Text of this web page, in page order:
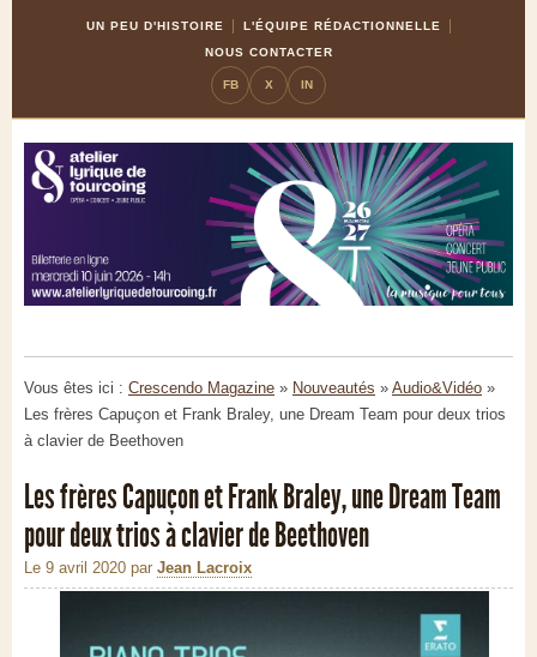
UN PEU D'HISTOIRE
L'ÉQUIPE RÉDACTIONNELLE
NOUS CONTACTER
FB X IN
Vous êtes ici : Crescendo Magazine » Nouveautés » Audio&Vidéo »
Les frères Capuçon et Frank Braley, une Dream Team pour deux trios
à clavier de Beethoven
Les frères Capuçon et Frank Braley, une Dream Team
pour deux trios à clavier de Beethoven
Le 9 avril 2020 par Jean Lacroix